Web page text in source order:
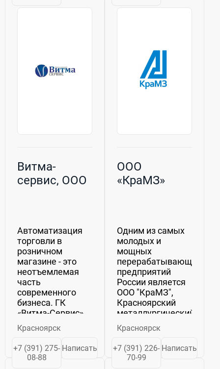
прокладки
оборудования
Витма-
сервис, ООО
Автоматизация
торговли в
розничном
магазине - это
неотъемлемая
часть
современного
бизнеса. ГК
«Витма-Сервис»
занимается
специализированными
решениями в
этой области,
Красноярск
+7 (391) 275-
08-88
Написать
ООО
«КраМЗ»
Одним из самых
молодых и
мощных
перерабатывающих
предприятий
России является
ООО "КраМЗ",
Красноярский
металлургический
завод.
Специализируясь
в области
плавильного,
Красноярск
+7 (391) 226-
70-99
Написать